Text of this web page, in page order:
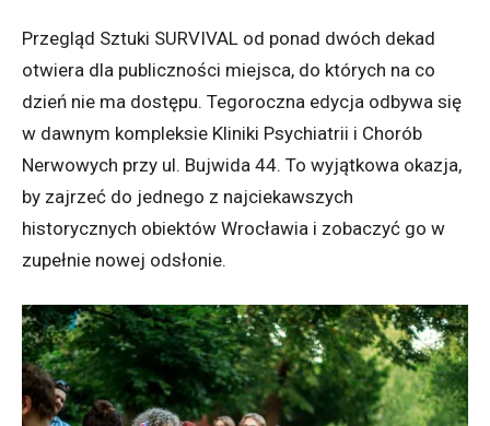
Przegląd Sztuki SURVIVAL od ponad dwóch dekad
otwiera dla publiczności miejsca, do których na co
dzień nie ma dostępu. Tegoroczna edycja odbywa się
w dawnym kompleksie Kliniki Psychiatrii i Chorób
Nerwowych przy ul. Bujwida 44. To wyjątkowa okazja,
by zajrzeć do jednego z najciekawszych
historycznych obiektów Wrocławia i zobaczyć go w
zupełnie nowej odsłonie.